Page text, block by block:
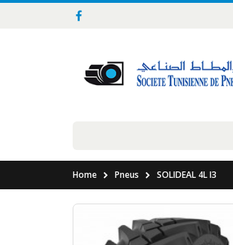
Home Pneus SOLIDEAL 4L I3